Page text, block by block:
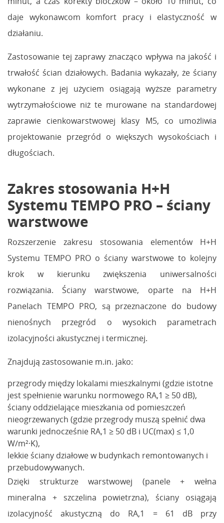
daje wykonawcom komfort pracy i elastyczność w
działaniu.
Zastosowanie tej zaprawy znacząco wpływa na jakość i
trwałość ścian działowych. Badania wykazały, że ściany
wykonane z jej użyciem osiągają wyższe parametry
wytrzymałościowe niż te murowane na standardowej
zaprawie cienkowarstwowej klasy M5, co umożliwia
projektowanie przegród o większych wysokościach i
długościach.
Zakres stosowania H+H
Systemu TEMPO PRO – ściany
warstwowe
Rozszerzenie zakresu stosowania elementów H+H
Systemu TEMPO PRO o ściany warstwowe to kolejny
krok w kierunku zwiększenia uniwersalności
rozwiązania. Ściany warstwowe, oparte na H+H
Panelach TEMPO PRO, są przeznaczone do budowy
nienośnych przegród o wysokich parametrach
izolacyjności akustycznej i termicznej.
Znajdują zastosowanie m.in. jako:
przegrody między lokalami mieszkalnymi (gdzie istotne
jest spełnienie warunku normowego RA,1 ≥ 50 dB),
ściany oddzielające mieszkania od pomieszczeń
nieogrzewanych (gdzie przegrody muszą spełnić dwa
warunki jednocześnie RA,1 ≥ 50 dB i UC(max) ≤ 1,0
W/m²·K),
lekkie ściany działowe w budynkach remontowanych i
przebudowywanych.
Dzięki strukturze warstwowej (panele + wełna
mineralna + szczelina powietrzna), ściany osiągają
izolacyjność akustyczną do RA,1 = 61 dB przy